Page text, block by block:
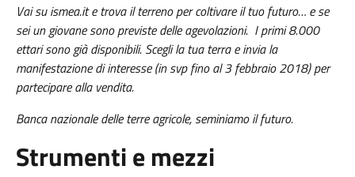
Vai su ismea.it e trova il terreno per coltivare il tuo futuro… e se
sei un giovane sono previste delle agevolazioni. I primi 8.000
ettari sono già disponibili. Scegli la tua terra e invia la
manifestazione di interesse (in svp fino al 3 febbraio 2018) per
partecipare alla vendita.
Banca nazionale delle terre agricole, seminiamo il futuro.
Strumenti e mezzi